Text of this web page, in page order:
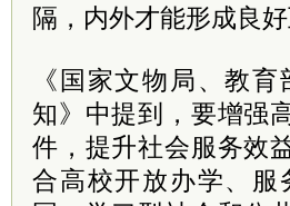
隔，内外才能形成良
《国家文物局、教
知》中提到，要增强
件，提升社会服务效
合高校开放办学、服